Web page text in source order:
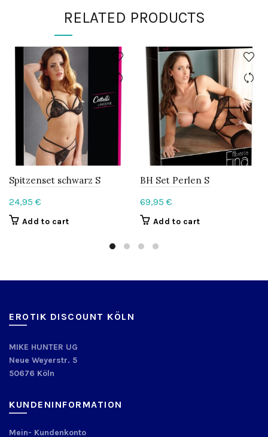
RELATED PRODUCTS
Spitzenset schwarz S
24,95 €
Add to cart
BH Set Perlen S
69,95 €
Add to cart
EROTIK DISCOUNT KÖLN
MIKE HUNTER UG
Neue Weyerstr. 5
50676 Köln
KUNDENINFORMATION
Mein- Kundenkonto